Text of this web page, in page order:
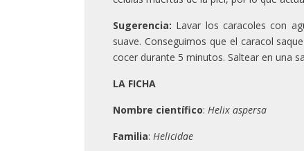
Sugerencia: Lavar los caracoles con
suave. Conseguimos que el caracol
cocer durante 5 minutos. Saltear en una
LA FICHA
Nombre científico: Helix aspersa
Familia: Helicidae